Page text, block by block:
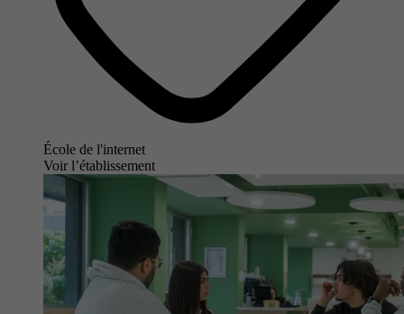
École de l'internet
Voir l’établissement